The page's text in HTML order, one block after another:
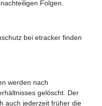
Folgen.
bei etracker finden
werden nach
gelöscht. Der
auch jederzeit früher die